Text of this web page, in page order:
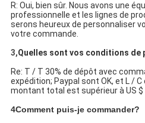
R: Oui, bien sûr. Nous avons une
professionnelle et les lignes de
serons heureux de personnaliser
votre commande.
3,Quelles sont vos conditions de
Re: T / T 30% de dépôt avec
expédition; Paypal sont OK, et L /
montant total est supérieur à US $
4Comment puis-je commander?